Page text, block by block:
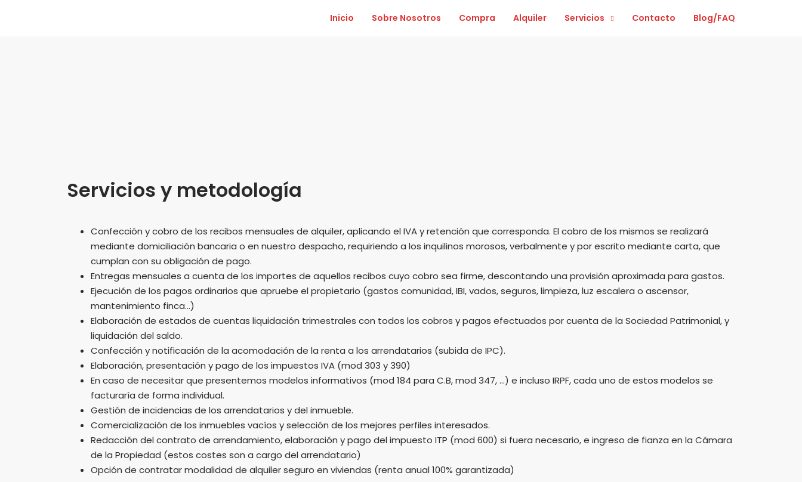
Inicio Sobre Nosotros Compra Alquiler Servicios Contacto Blog/FAQ
Servicios y metodología
Confección y cobro de los recibos mensuales de alquiler, aplicando el IVA y retención que corresponda. El cobro de los mismos se realizará
mediante domiciliación bancaria o en nuestro despacho, requiriendo a los inquilinos morosos, verbalmente y por escrito mediante carta, que
cumplan con su obligación de pago.
Entregas mensuales a cuenta de los importes de aquellos recibos cuyo cobro sea firme, descontando una provisión aproximada para gastos.
Ejecución de los pagos ordinarios que apruebe el propietario (gastos comunidad, IBI, vados, seguros, limpieza, luz escalera o ascensor,
mantenimiento finca…)
Elaboración de estados de cuentas liquidación trimestrales con todos los cobros y pagos efectuados por cuenta de la Sociedad Patrimonial, y
liquidación del saldo.
Confección y notificación de la acomodación de la renta a los arrendatarios (subida de IPC).
Elaboración, presentación y pago de los impuestos IVA (mod 303 y 390)
En caso de necesitar que presentemos modelos informativos (mod 184 para C.B, mod 347, …) e incluso IRPF, cada uno de estos modelos se
facturaría de forma individual.
Gestión de incidencias de los arrendatarios y del inmueble.
Comercialización de los inmuebles vacíos y selección de los mejores perfiles interesados.
Redacción del contrato de arrendamiento, elaboración y pago del impuesto ITP (mod 600) si fuera necesario, e ingreso de fianza en la Cámara
de la Propiedad (estos costes son a cargo del arrendatario)
Opción de contratar modalidad de alquiler seguro en viviendas (renta anual 100% garantizada)